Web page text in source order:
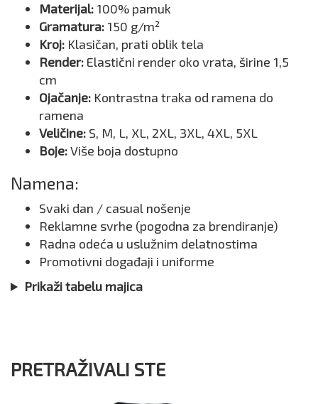
Materijal: 100% pamuk
Gramatura: 150 g/m²
Kroj: Klasičan, prati oblik tela
Render: Elastični render oko vrata, širine 1,5
cm
Ojačanje: Kontrastna traka od ramena do
ramena
Veličine: S, M, L, XL, 2XL, 3XL, 4XL, 5XL
Boje:Više boja dostupno
Namena:
Svaki dan / casual nošenje
Reklamne svrhe (pogodna za brendiranje)
Radna odeća u uslužnim delatnostima
Promotivni događaji i uniforme
Prikaži tabelu majica
PRETRAŽIVALI STE